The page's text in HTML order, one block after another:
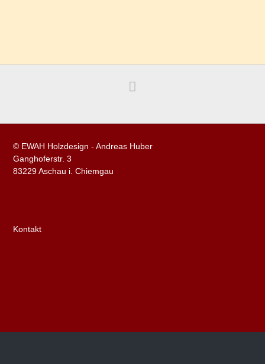
© EWAH Holzdesign - Andreas Huber
Ganghoferstr. 3
83229 Aschau i. Chiemgau
Kontakt